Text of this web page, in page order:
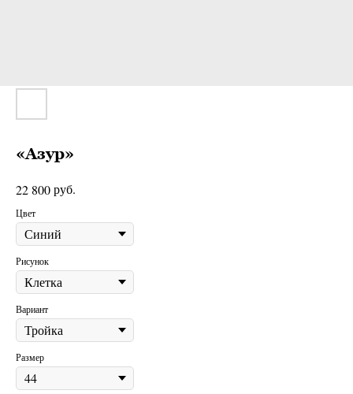
«Азур»
22 800руб.
Цвет
Рисунок
Вариант
Размер